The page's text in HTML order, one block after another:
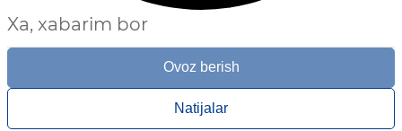
Xa, xabarim bor
Ovoz berish
Natijalar